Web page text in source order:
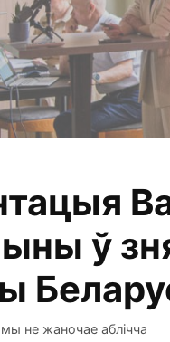
ў
не жаночае аблічча